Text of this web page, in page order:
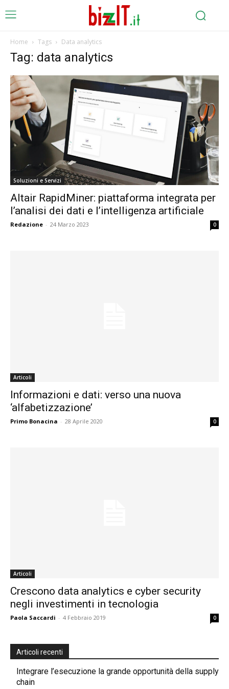
Home Tags Data analytics
Tag: data analytics
Soluzioni e Servizi
Altair RapidMiner: piattaforma integrata per
l’analisi dei dati e l’intelligenza artificiale
Redazione - 24 Marzo 2023 0
Articoli
Informazioni e dati: verso una nuova
‘alfabetizzazione’
Primo Bonacina - 28 Aprile 2020 0
Articoli
Crescono data analytics e cyber security
negli investimenti in tecnologia
Paola Saccardi - 4 Febbraio 2019 0
Articoli recenti
Integrare l’esecuzione la grande opportunità della supply
chain